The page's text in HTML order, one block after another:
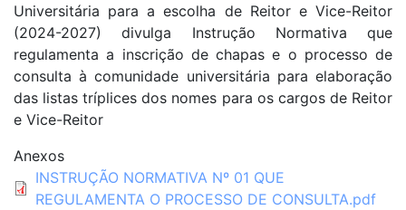
Universitária para a escolha de Reitor e Vice-Reitor
(2024-2027) divulga Instrução Normativa que
regulamenta a inscrição de chapas e o processo de
consulta à comunidade universitária para elaboração
das listas tríplices dos nomes para os cargos de Reitor
e Vice-Reitor
Anexos
INSTRUÇÃO NORMATIVA Nº 01 QUE
REGULAMENTA O PROCESSO DE CONSULTA.pdf